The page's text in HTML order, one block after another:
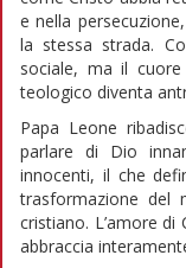
e nella
la stessa strada.
sociale, ma il
teologico diventa
Papa Leone
parlare di Dio
innocenti, il che
trasformazione del
cristiano. L’amore di
abbraccia